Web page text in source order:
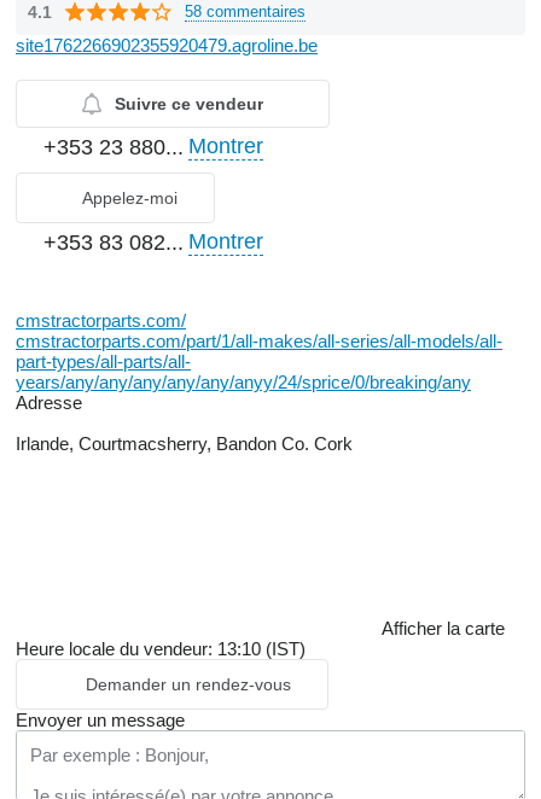
4.1 58 commentaires
site1762266902355920479.agroline.be
Suivre ce vendeur
+353 23 880... Montrer
Appelez-moi
+353 83 082... Montrer
cmstractorparts.com/
cmstractorparts.com/part/1/all-makes/all-series/all-models/all-
part-types/all-parts/all-
years/any/any/any/any/any/anyy/24/sprice/0/breaking/any
Adresse
Irlande, Courtmacsherry, Bandon Co. Cork
Afficher la carte
Heure locale du vendeur: 13:10 (IST)
Demander un rendez-vous
Envoyer un message